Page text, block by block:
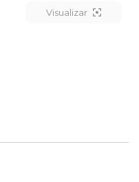
Visualizar